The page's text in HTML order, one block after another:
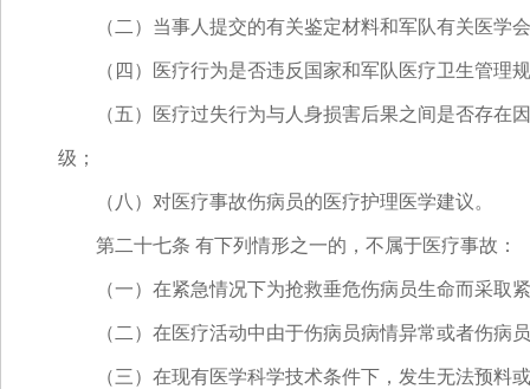
（二）当事人提交的有关鉴定材料和军队有关医学
（四）医疗行为是否违反国家和军队医疗卫生管理
（五）医疗过失行为与人身损害后果之间是否存在因
级；
（八）对医疗事故伤病员的医疗护理医学建议。
第二十七条 有下列情形之一的，不属于医疗事故：
（一）在紧急情况下为抢救垂危伤病员生命而采取
（二）在医疗活动中由于伤病员病情异常或者伤病
（三）在现有医学科学技术条件下，发生无法预料